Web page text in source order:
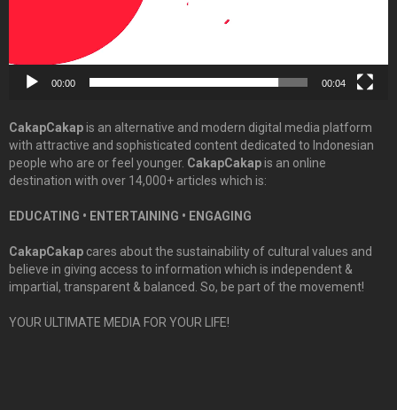
00:00 00:04
CakapCakapis an alternative and modern digital media platform
with attractive and sophisticated content dedicated to Indonesian
people who are or feel younger. CakapCakapis an online
destination with over 14,000+ articles which is:
EDUCATING • ENTERTAINING • ENGAGING
CakapCakap cares about the sustainability of cultural values and
believe in giving access to information which is independent &
impartial, transparent & balanced. So, be part of the movement!
YOUR ULTIMATE MEDIA FOR YOUR LIFE!